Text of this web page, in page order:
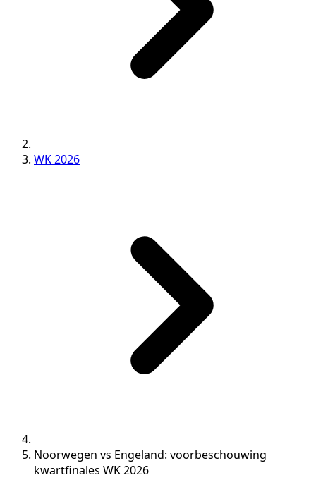
WK 2026
Noorwegen vs Engeland: voorbeschouwing
kwartfinales WK 2026